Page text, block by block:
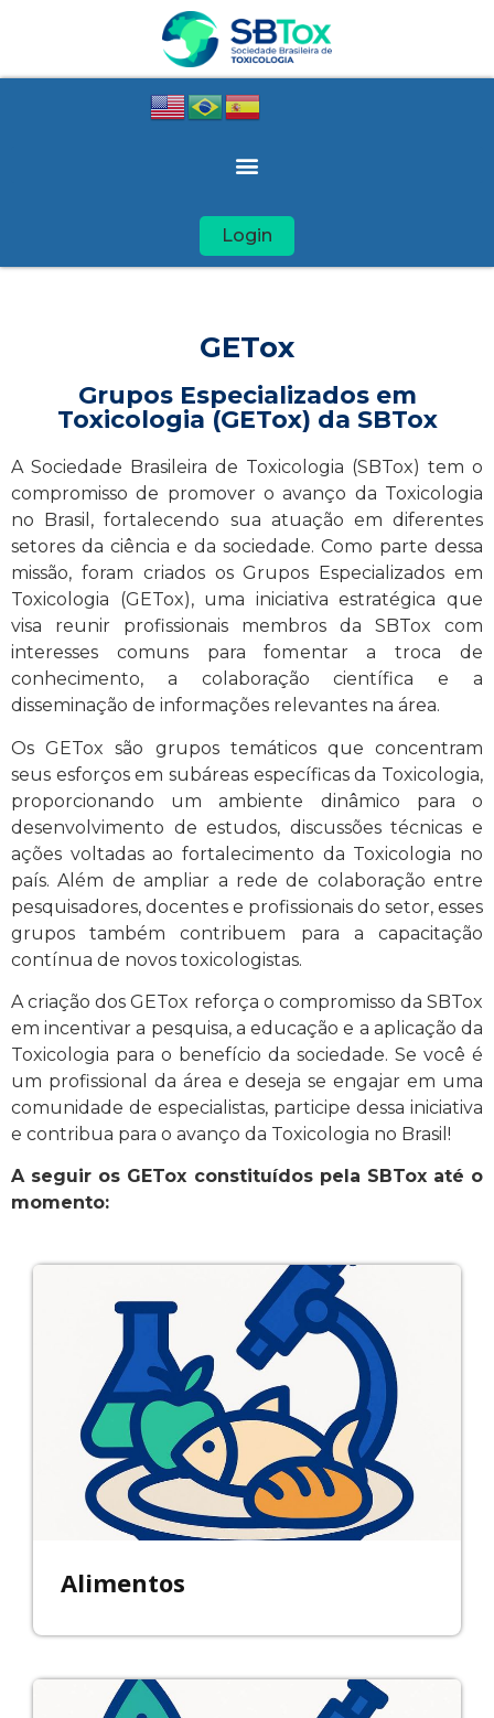
Login
GETox
Grupos Especializados em
Toxicologia (GETox) da SBTox
A Sociedade Brasileira de Toxicologia (SBTox) tem o
compromisso de promover o avanço da Toxicologia
no Brasil, fortalecendo sua atuação em diferentes
setores da ciência e da sociedade. Como parte dessa
missão, foram criados os Grupos Especializados em
Toxicologia (GETox), uma iniciativa estratégica que
visa reunir profissionais membros da SBTox com
interesses comuns para fomentar a troca de
conhecimento, a colaboração científica e a
disseminação de informações relevantes na área.
Os GETox são grupos temáticos que concentram
seus esforços em subáreas específicas da Toxicologia,
proporcionando um ambiente dinâmico para o
desenvolvimento de estudos, discussões técnicas e
ações voltadas ao fortalecimento da Toxicologia no
país. Além de ampliar a rede de colaboração entre
pesquisadores, docentes e profissionais do setor, esses
grupos também contribuem para a capacitação
contínua de novos toxicologistas.
A criação dos GETox reforça o compromisso da SBTox
em incentivar a pesquisa, a educação e a aplicação da
Toxicologia para o benefício da sociedade. Se você é
um profissional da área e deseja se engajar em uma
comunidade de especialistas, participe dessa iniciativa
e contribua para o avanço da Toxicologia no Brasil!
A seguir os GETox constituídos pela SBTox até o
momento:
Alimentos